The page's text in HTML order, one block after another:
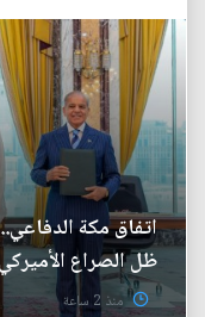
اتفاق مكة
ظل الصراع الأميركي
منذ 2 ساعة